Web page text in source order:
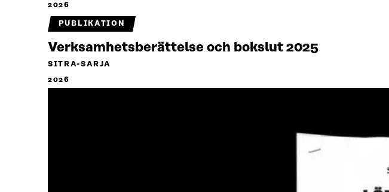
2026
PUBLIKATION
Verksamhetsberättelse och bokslut 2025
SITRA-SARJA
2026